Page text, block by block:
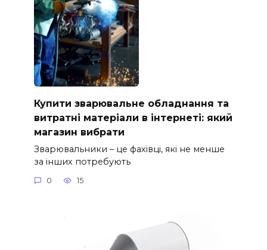
Купити зварювальне обладнання та
витратні матеріали в інтернеті: який
магазин вибрати
Зварювальники – це фахівці, які не менше
за інших потребують
0 15